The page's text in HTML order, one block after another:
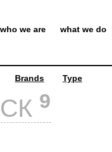
who we are what we do
Brands Type
9